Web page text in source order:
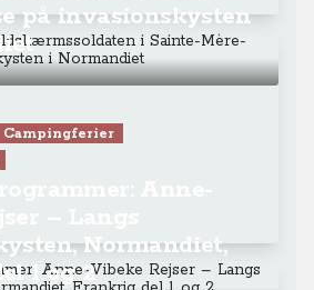
på invasionskysten
Campingferier
Normandiet,
1 og 2